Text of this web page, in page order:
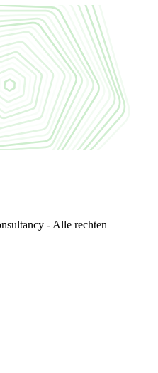
- Alle rechten